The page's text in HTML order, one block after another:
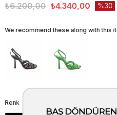
₺6.200,00 ₺4.340,00 30
We recommend these along with this
Renk